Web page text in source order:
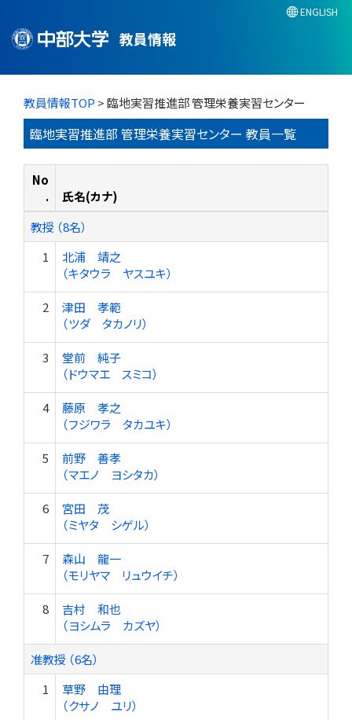
教員情報
ENGLISH
教員情報TOP > 臨地実習推進部 管理栄養実習センター
臨地実習推進部 管理栄養実習センター 教員一覧
No
.
氏名(カナ)
教授 （8名）
1
北浦 靖之
（キタウラ ヤスユキ）
2
津田 孝範
（ツダ タカノリ）
3
堂前 純子
（ドウマエ スミコ）
4
藤原 孝之
（フジワラ タカユキ）
5
前野 善孝
（マエノ ヨシタカ）
6
宮田 茂
（ミヤタ シゲル）
7
森山 龍一
（モリヤマ リュウイチ）
8
吉村 和也
（ヨシムラ カズヤ）
准教授 （6名）
1
草野 由理
（クサノ ユリ）